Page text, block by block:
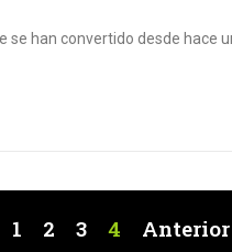
se han convertido desde hace
1 2 3 4 Anterior